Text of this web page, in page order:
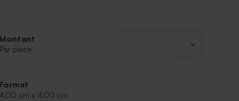
Montant
Par pièce
Format
4,00 cm x 4,00 cm